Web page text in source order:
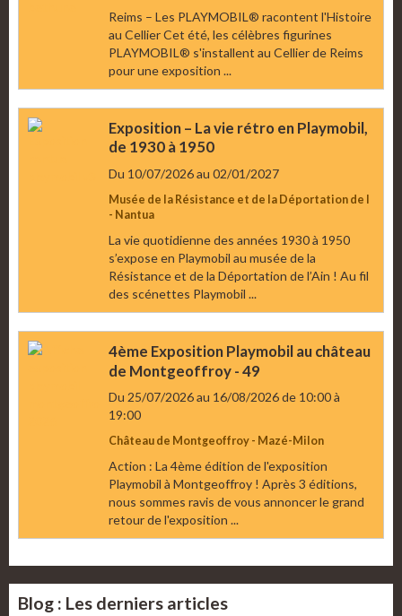
Reims – Les PLAYMOBIL® racontent l'Histoire
au Cellier Cet été, les célèbres figurines
PLAYMOBIL® s'installent au Cellier de Reims
pour une exposition ...
Exposition – La vie rétro en Playmobil,
de 1930 à 1950
Du 10/07/2026au 02/01/2027
Musée de la Résistance et de la Déportation de l
- Nantua
La vie quotidienne des années 1930 à 1950
s’expose en Playmobil au musée de la
Résistance et de la Déportation de l’Ain ! Au fil
des scénettes Playmobil ...
4ème Exposition Playmobil au château
de Montgeoffroy - 49
Du 25/07/2026au 16/08/2026de 10:00à
19:00
Château de Montgeoffroy - Mazé-Milon
Action : La 4ème édition de l'exposition
Playmobil à Montgeoffroy ! Après 3 éditions,
nous sommes ravis de vous annoncer le grand
retour de l'exposition ...
Blog : Les derniers articles